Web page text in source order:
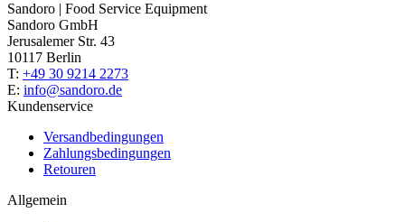
Sandoro | Food Service Equipment
Sandoro GmbH
Jerusalemer Str. 43
10117 Berlin
T: +49 30 9214 2273
E: info@sandoro.de
Kundenservice
Versandbedingungen
Zahlungsbedingungen
Retouren
Allgemein